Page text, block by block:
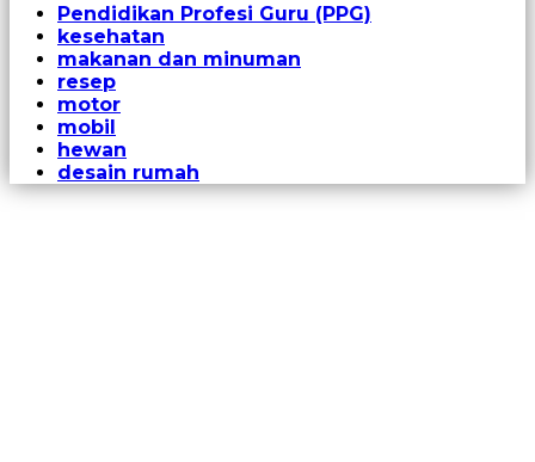
Pendidikan Profesi Guru (PPG)
kesehatan
makanan dan minuman
resep
motor
mobil
hewan
desain rumah